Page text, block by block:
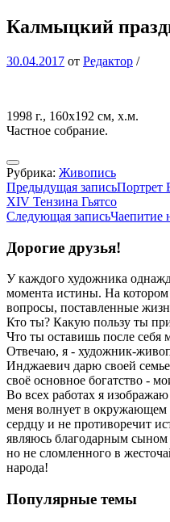
Калмыцкий
30.04.2017 от Редактор /
1998 г., 160х192 см, х.м.
Частное собрание.
Рубрика: Живопись
Навигация
по
Предыдущая записьПортрет
XIV Тензина Гьятсо
Следующая записьЧаепитие
Дорогие друзья!
У каждого художника
момента истины. На котором
вопросы, поставленные
Кто ты? Какую пользу ты
Что ты оставишь после себя
Отвечаю, я - художник-
Инджаевич дарю своей
своё основное богатство -
Во всех работах я
меня волнует в окружающем
сердцу и не противоречит
являюсь благодарным сыном
но не сломленного в
народа!
Популярные темы